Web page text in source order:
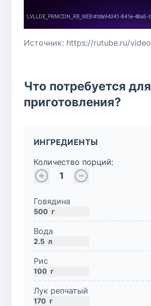
Что потребуется для
приготовления?
ИНГРЕДИЕНТЫ
Количество порций:
1
Говядина
500 г
Вода
2.5 л
Рис
100 г
Лук репчатый
170 г